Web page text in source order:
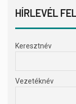
HÍRLEVÉL
Keresztnév
Vezetéknév